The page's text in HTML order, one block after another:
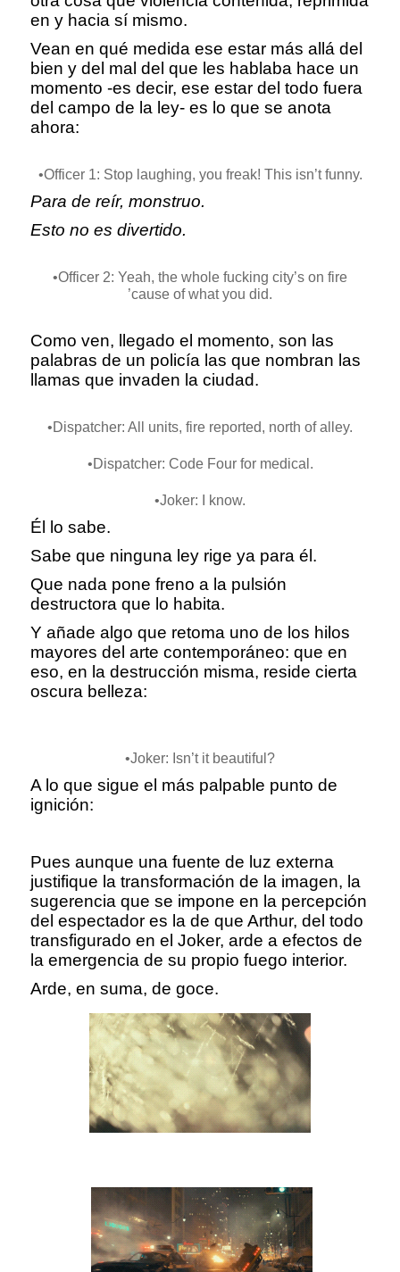
en y hacia sí mismo.
Vean en qué medida ese estar más allá del
bien y del mal del que les hablaba hace un
momento -es decir, ese estar del todo fuera
del campo de la ley- es lo que se anota
ahora:
•Officer 1: Stop laughing, you freak! This isn’t funny.
Para de reír, monstruo.
Esto no es divertido.
•Officer 2: Yeah, the whole fucking city’s on fire
’cause of what you did.
Como ven, llegado el momento, son las
palabras de un policía las que nombran las
llamas que invaden la ciudad.
•Dispatcher: All units, fire reported, north of alley.
•Dispatcher: Code Four for medical.
•Joker: I know.
Él lo sabe.
Sabe que ninguna ley rige ya para él.
Que nada pone freno a la pulsión
destructora que lo habita.
Y añade algo que retoma uno de los hilos
mayores del arte contemporáneo: que en
eso, en la destrucción misma, reside cierta
oscura belleza:
•Joker: Isn’t it beautiful?
A lo que sigue el más palpable punto de
ignición:
Pues aunque una fuente de luz externa
justifique la transformación de la imagen, la
sugerencia que se impone en la percepción
del espectador es la de que Arthur, del todo
transfigurado en el Joker, arde a efectos de
la emergencia de su propio fuego interior.
Arde, en suma, de goce.